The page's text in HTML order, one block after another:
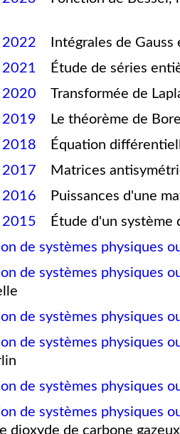
2022 Intégrales de Gauss
2021 Étude de séries
2020 Transformée de
2019 Le théorème de
2018 Équation
2017 Matrices
2016 Puissances d'une
2015 Étude d'un système
de systèmes physiques
de systèmes physiques
de systèmes physiques
de systèmes physiques
de systèmes physiques
de systèmes physiques
dioxyde de carbone gazeux